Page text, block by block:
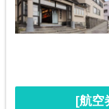
[航空